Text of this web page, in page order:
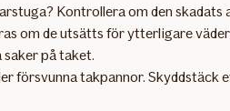
Kontrollera om den
om de utsätts för ytterligare
saker på taket.
försvunna takpannor. Skyddstäck